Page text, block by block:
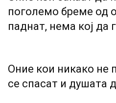
поголемо бреме од
паднат, нема кој да
Оние кои никако не
се спасат и душата